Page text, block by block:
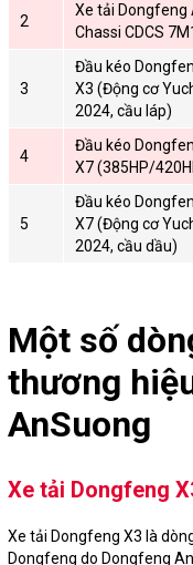
2
Xe tải Dongfeng
Chassi CDCS
3
Đầu kéo
X3 (Động cơ
2024, cầu láp)
4
Đầu kéo
X7 (385HP/
5
Đầu kéo
X7 (Động cơ
2024, cầu dầu)
Một số
thương
AnSuong
Xe tải Dongfeng
Xe tải Dongfeng X3 là
Dongfeng do Dongfeng